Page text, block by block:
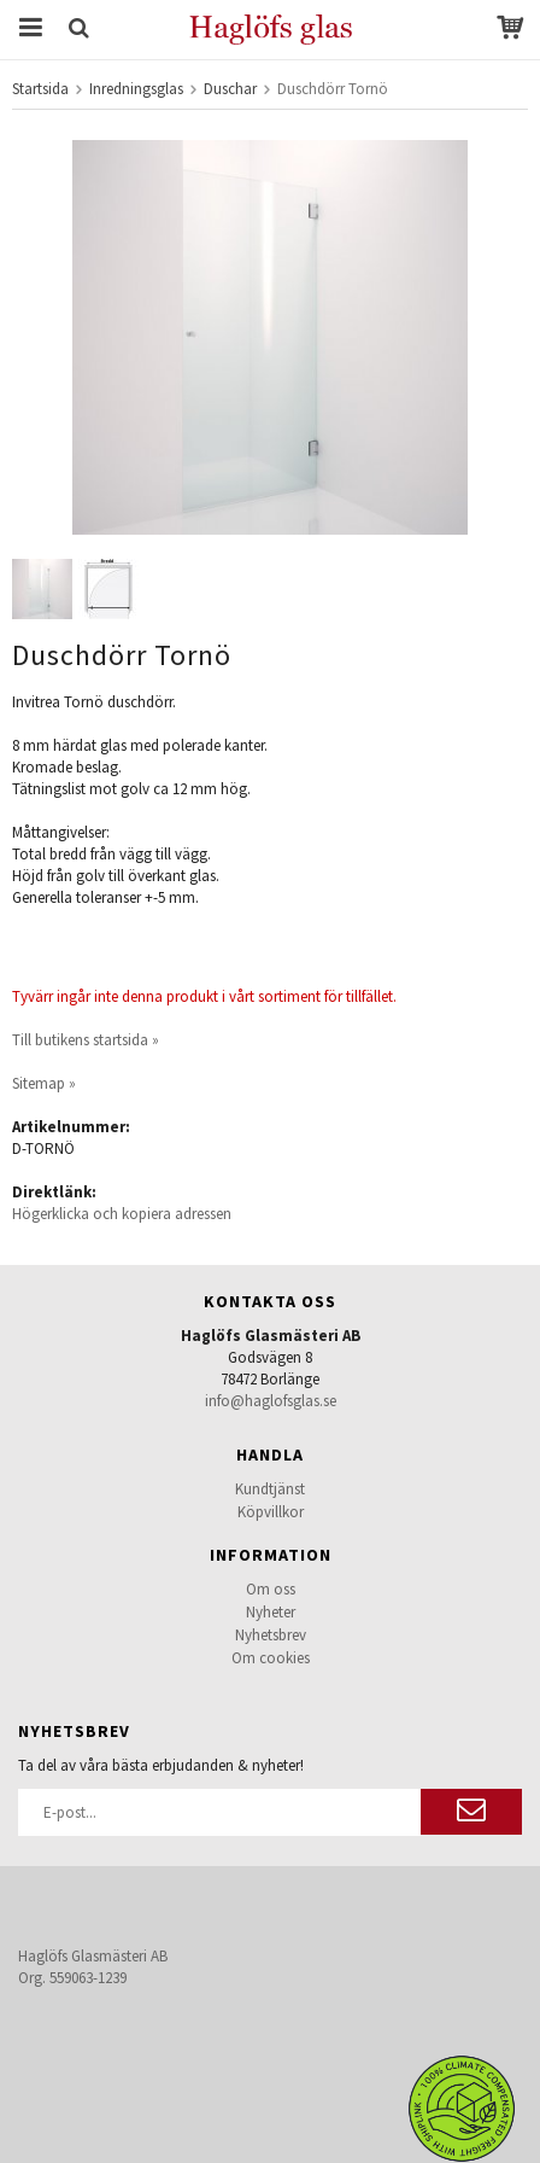
Produkten har blivit tillagd i varukorgen
Startsida Inredningsglas Duschar Duschdörr Tornö
Duschdörr Tornö
Invitrea Tornö duschdörr.
8 mm härdat glas med polerade kanter.
Kromade beslag.
Tätningslist mot golv ca 12 mm hög.
Måttangivelser:
Total bredd från vägg till vägg.
Höjd från golv till överkant glas.
Generella toleranser +-5 mm.
Tyvärr ingår inte denna produkt i vårt sortiment för tillfället.
Till butikens startsida »
Sitemap »
Artikelnummer:
D-TORNÖ
Direktlänk:
Högerklicka och kopiera adressen
KONTAKTA OSS
Haglöfs Glasmästeri AB
Godsvägen 8
78472 Borlänge
info@haglofsglas.se
HANDLA
Kundtjänst
Köpvillkor
INFORMATION
Om oss
Nyheter
Nyhetsbrev
Om cookies
NYHETSBREV
Ta del av våra bästa erbjudanden & nyheter!
Haglöfs Glasmästeri AB
Org. 559063-1239